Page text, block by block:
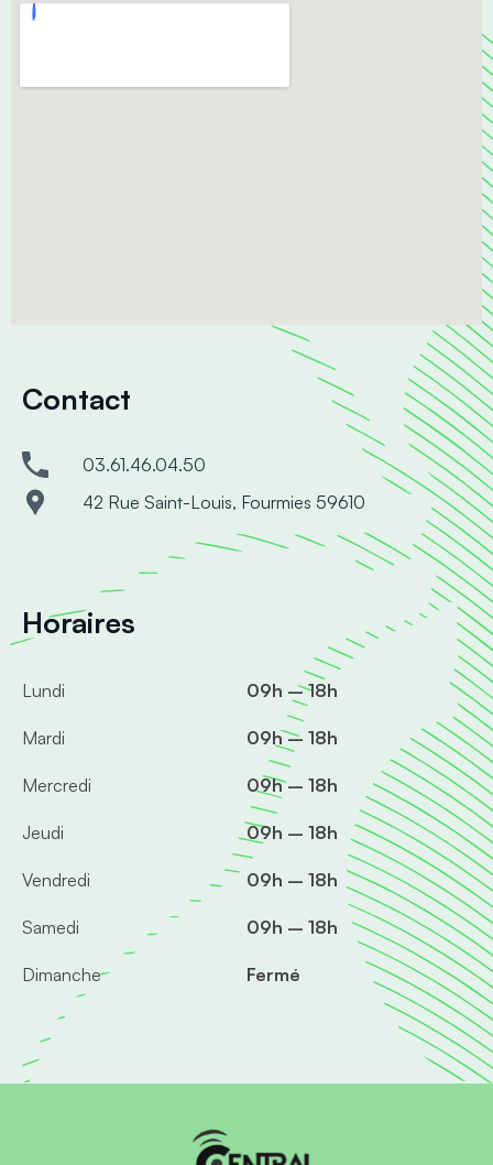
Contact
03.61.46.04.50
42 Rue Saint-Louis, Fourmies 59610
Horaires
Lundi 09h – 18h
Mardi 09h – 18h
Mercredi 09h – 18h
Jeudi 09h – 18h
Vendredi 09h – 18h
Samedi 09h – 18h
Dimanche Fermé